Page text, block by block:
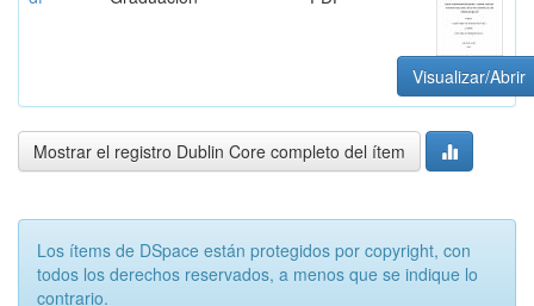
Visualizar/Abrir
Mostrar el registro Dublin Core completo del ítem
Los ítems de DSpace están protegidos por copyright, con
todos los derechos reservados, a menos que se indique lo
contrario.